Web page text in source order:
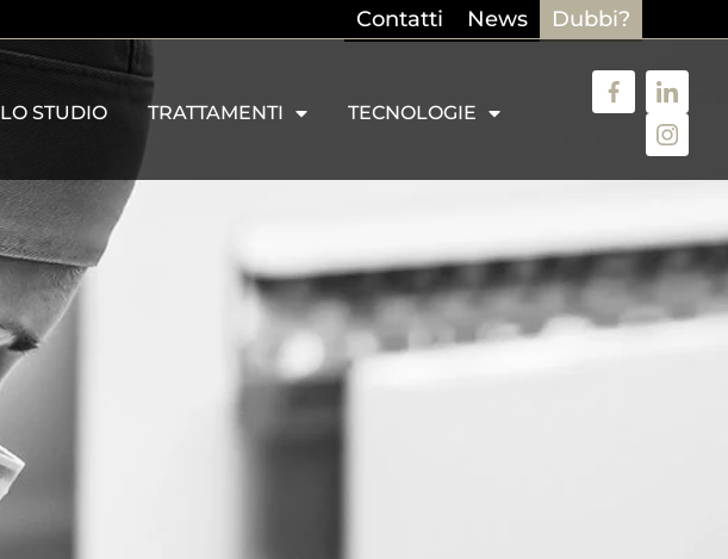
Contatti News Dubbi?
LO STUDIO TRATTAMENTI TECNOLOGIE